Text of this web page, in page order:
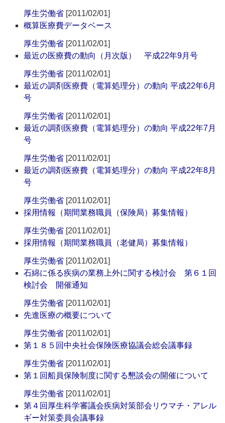
厚生労働省 [2011/02/01]
概算医療費データベース
厚生労働省 [2011/02/01]
最近の医療費の動向（月次版） 平成22年9月号
厚生労働省 [2011/02/01]
最近の調剤医療費（電算処理分）の動向 平成22年6月
号
厚生労働省 [2011/02/01]
最近の調剤医療費（電算処理分）の動向 平成22年7月
号
厚生労働省 [2011/02/01]
最近の調剤医療費（電算処理分）の動向 平成22年8月
号
厚生労働省 [2011/02/01]
採用情報（期間業務職員（保険局）募集情報）
厚生労働省 [2011/02/01]
採用情報（期間業務職員（老健局）募集情報）
厚生労働省 [2011/02/01]
石綿に係る疾病の業務上外に関する検討会 第６１回
検討会 開催通知
厚生労働省 [2011/02/01]
先進医療の概要について
厚生労働省 [2011/02/01]
第１８５回中央社会保険医療協議会総会議事録
厚生労働省 [2011/02/01]
第１回船員保険制度に関する懇談会の開催について
厚生労働省 [2011/02/01]
第４回厚生科学審議会疾病対策部会リウマチ・アレル
ギー対策委員会議事録